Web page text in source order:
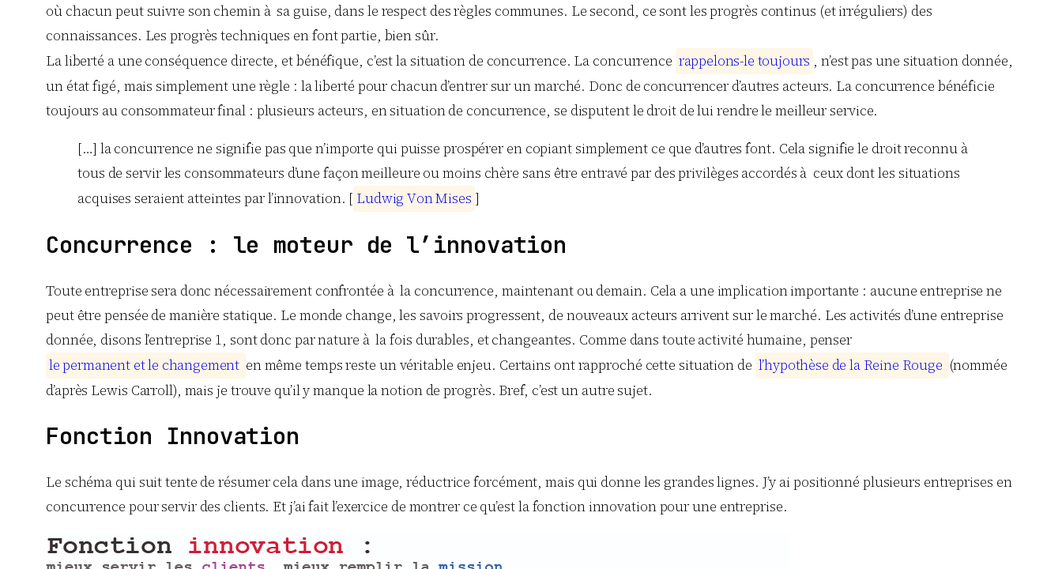
où chacun peut suivre son chemin à sa guise, dans le respect des règles communes. Le second, ce sont les progrès continus (et irréguliers) des
connaissances. Les progrès techniques en font partie, bien sûr.
La liberté a une conséquence directe, et bénéfique, c’est la situation de concurrence. La concurrence rappelons-le toujours , n’est pas une situation donnée,
un état figé, mais simplement une règle : la liberté pour chacun d’entrer sur un marché. Donc de concurrencer d’autres acteurs. La concurrence bénéficie
toujours au consommateur final : plusieurs acteurs, en situation de concurrence, se disputent le droit de lui rendre le meilleur service.
[…] la concurrence ne signifie pas que n’importe qui puisse prospérer en copiant simplement ce que d’autres font. Cela signifie le droit reconnu à
tous de servir les consommateurs d’une façon meilleure ou moins chère sans être entravé par des privilèges accordés à ceux dont les situations
acquises seraient atteintes par l’innovation. [ Ludwig VonMises ]
Concurrence : le moteur de l’innovation
Toute entreprise sera donc nécessairement confrontée à la concurrence, maintenant ou demain. Cela a une implication importante : aucune entreprise ne
peut être pensée de manière statique. Le monde change, les savoirs progressent, de nouveaux acteurs arrivent sur le marché. Les activités d’une entreprise
donnée, disons l’entreprise 1, sont donc par nature à la fois durables, et changeantes. Comme dans toute activité humaine, penser
lepermanent etle changement en même temps reste un véritable enjeu. Certains ont rapproché cette situation de l’hypothèse de la Reine Rouge (nommée
d’après Lewis Carroll), mais je trouve qu’il y manque la notion de progrès. Bref, c’est un autre sujet.
Fonction Innovation
Le schéma qui suit tente de résumer cela dans une image, réductrice forcément, mais qui donne les grandes lignes. J’y ai positionné plusieurs entreprises en
concurrence pour servir des clients. Et j’ai fait l’exercice de montrer ce qu’est la fonction innovation pour une entreprise.